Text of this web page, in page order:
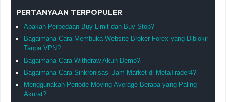
PERTANYAAN TERPOPULER
Apakah Perbedaan Buy Limit dan Buy Stop?
Bagaimana Cara Membuka Website Broker Forex yang Diblokir
Tanpa VPN?
Bagaimana Cara Withdraw Akun Demo?
Bagaimana Cara Sinkronisasi Jam Market di MetaTrader4?
Menggunakan Periode Moving Average Berapa yang Paling
Akurat?